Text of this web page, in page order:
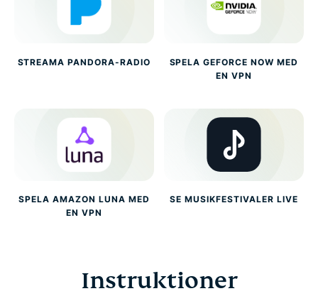
STREAMA PANDORA-RADIO
SPELA GEFORCE NOW MED
EN VPN
SPELA AMAZON LUNA MED
EN VPN
SE MUSIKFESTIVALER LIVE
Instruktioner